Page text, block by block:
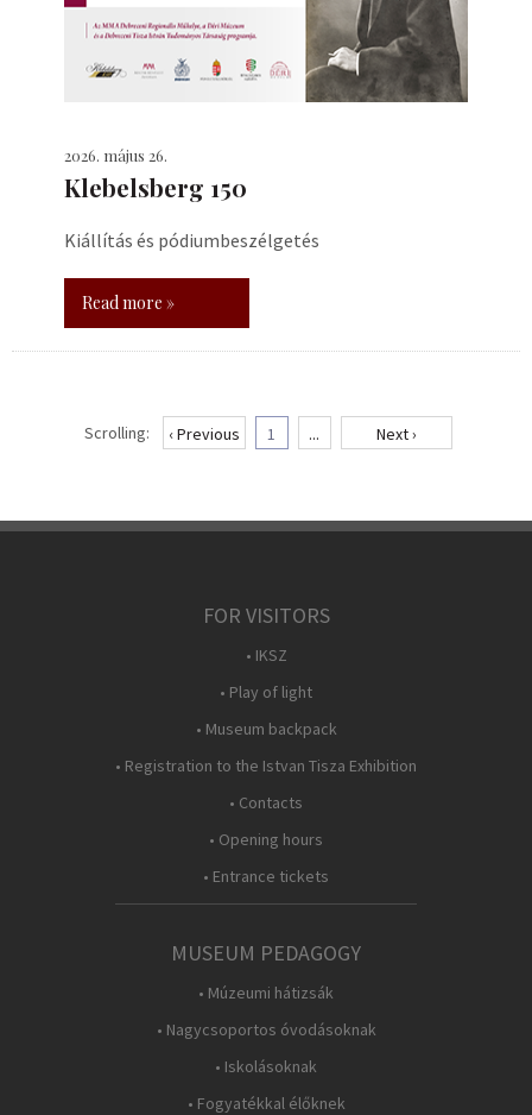
2026. május 26.
Klebelsberg 150
Kiállítás és pódiumbeszélgetés
Read more »
Scrolling: ‹ Previous 1 ... Next ›
FOR VISITORS
• IKSZ
• Play of light
• Museum backpack
• Registration to the Istvan Tisza Exhibition
• Contacts
• Opening hours
• Entrance tickets
MUSEUM PEDAGOGY
• Múzeumi hátizsák
• Nagycsoportos óvodásoknak
• Iskolásoknak
• Fogyatékkal élőknek